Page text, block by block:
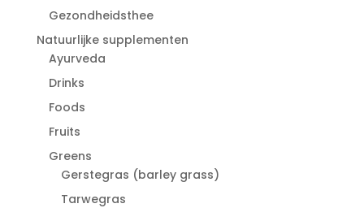
Gezondheidsthee
Natuurlijke supplementen
Ayurveda
Drinks
Foods
Fruits
Greens
Gerstegras (barley grass)
Tarwegras